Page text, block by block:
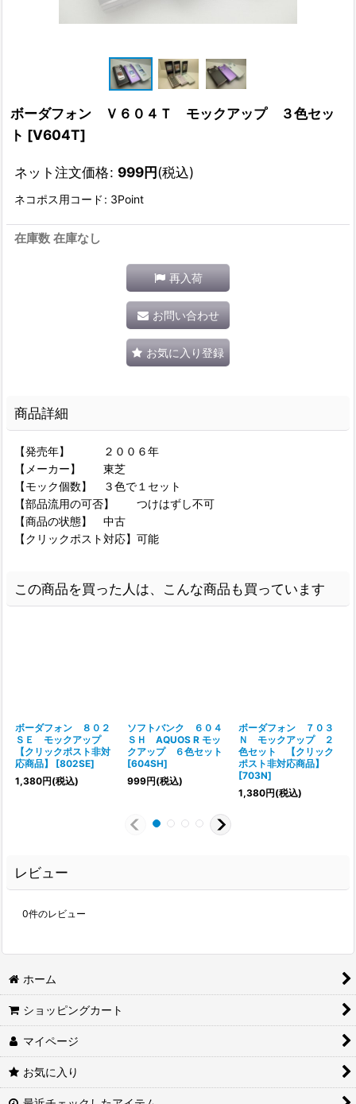
ボーダフォン Ｖ６０４Ｔ モックアップ ３色セッ
ト [V604T]
ネット注文価格: 999円(税込)
ネコポス用コード : 3Point
在庫数 在庫なし
再入荷
お問い合わせ
お気に入り登録
商品詳細
【発売年】 ２００６年
【メーカー】 東芝
【モック個数】 ３色で１セット
【部品流用の可否】 つけはずし不可
【商品の状態】 中古
【クリックポスト対応】可能
この商品を買った人は、こんな商品も買っています
ボーダフォン ８０２
ＳＥ モックアップ
【クリックポスト非対
応商品】
[802SE]
1,380円(税込)
ソフトバンク ６０４
ＳＨ AQUOS R モッ
クアップ ６色セット
[604SH]
999円(税込)
ボーダフォン ７０３
Ｎ モックアップ ２
色セット 【クリック
ポスト非対応商品】
[703N]
1,380円(税込)
レビュー
0件のレビュー
ホーム
ショッピングカート
マイページ
お気に入り